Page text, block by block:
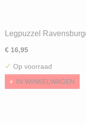
Legpuzzel
€ 16,95
✓ Op voorraad
IN WINKELWAGEN